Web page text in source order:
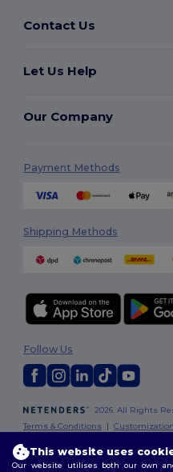
Contact Us
Let Us Help
Our Company
Payment Methods
Shipping Methods
2026. All Rights
Terms & Conditions |
Follow Us
This website uses
Our website utilises both our own